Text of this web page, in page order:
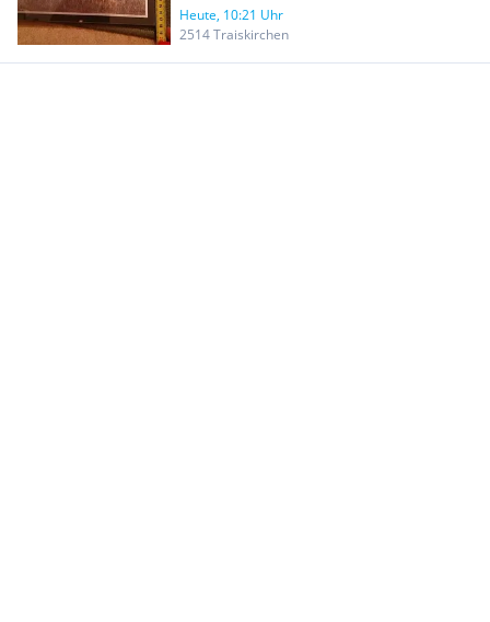
Heute, 10:21 Uhr
2514 Traiskirchen